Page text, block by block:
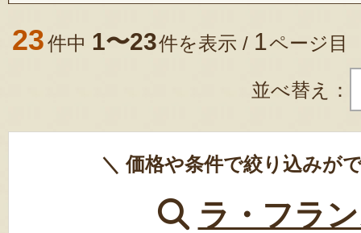
23件中 1〜23件を表示 / 1ページ目
並べ替え：
＼ 価格や条件で絞り込みが
ラ・フラ